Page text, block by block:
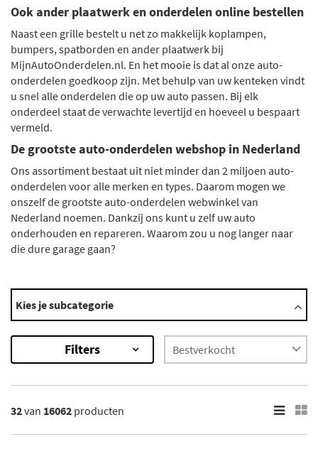
Ook ander plaatwerk en onderdelen online bestellen
Naast een grille bestelt u net zo makkelijk koplampen,
bumpers, spatborden en ander plaatwerk bij
MijnAutoOnderdelen.nl. En het mooie is dat al onze auto-
onderdelen goedkoop zijn. Met behulp van uw kenteken vindt
u snel alle onderdelen die op uw auto passen. Bij elk
onderdeel staat de verwachte levertijd en hoeveel u bespaart
vermeld.
De grootste auto-onderdelen webshop in Nederland
Ons assortiment bestaat uit niet minder dan 2 miljoen auto-
onderdelen voor alle merken en types. Daarom mogen we
onszelf de grootste auto-onderdelen webwinkel van
Nederland noemen. Dankzij ons kunt u zelf uw auto
onderhouden en repareren. Waarom zou u nog langer naar
die dure garage gaan?
Automerken
Abarth
Alfa Romeo
Audi
BMW
×
Kies je subcategorie
Filters
32van 16062 producten